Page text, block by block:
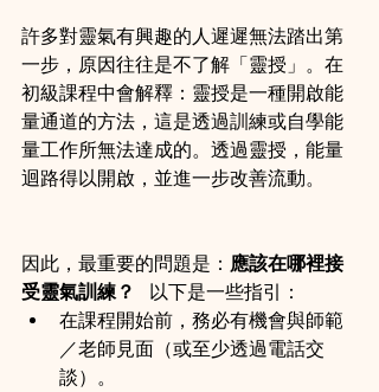
許多對靈氣有興趣的人遲遲無法踏出第
一步，原因往往是不了解「靈授」。在
初級課程中會解釋：靈授是一種開啟能
量通道的方法，這是透過訓練或自學能
量工作所無法達成的。透過靈授，能量
迴路得以開啟，並進一步改善流動。
因此，最重要的問題是： 應該在哪裡接
受靈氣訓練？
以下是一些指引：
在課程開始前，務必有機會與師範
／老師見面（或至少透過電話交
談）。